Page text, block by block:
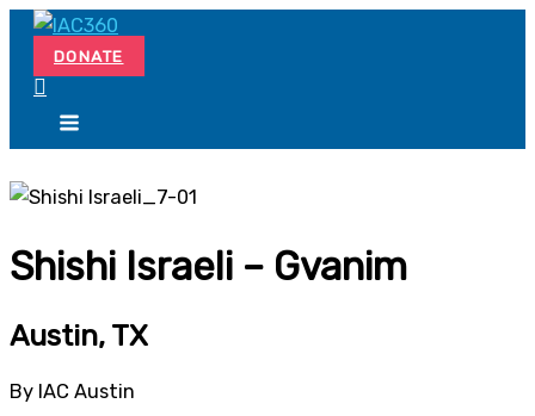
Skip
content
DONATE
Shishi Israeli – Gvanim
Austin, TX
By IAC Austin
Search...